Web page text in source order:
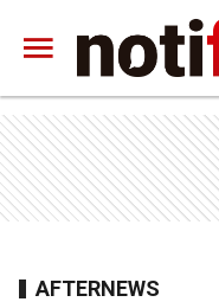
AFTERNEWS